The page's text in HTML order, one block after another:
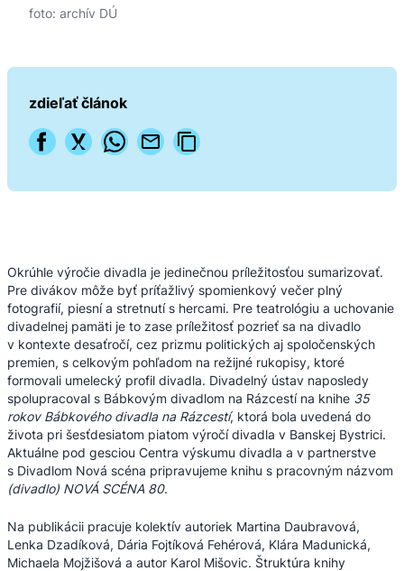
foto: archív DÚ
zdieľať článok
Okrúhle výročie divadla je jedinečnou príležitosťou sumarizovať.
Pre divákov môže byť príťažlivý spomienkový večer plný
fotografií, piesní a stretnutí s hercami. Pre teatrológiu a uchovanie
divadelnej pamäti je to zase príležitosť pozrieť sa na divadlo
v kontexte desaťročí, cez prizmu politických aj spoločenských
premien, s celkovým pohľadom na režijné rukopisy, ktoré
formovali umelecký profil divadla. Divadelný ústav naposledy
spolupracoval s Bábkovým divadlom na Rázcestí na knihe 35
rokov Bábkového divadla na Rázcestí, ktorá bola uvedená do
života pri šesťdesiatom piatom výročí divadla v Banskej Bystrici.
Aktuálne pod gesciou Centra výskumu divadla a v partnerstve
s Divadlom Nová scéna pripravujeme knihu s pracovným názvom
(divadlo) NOVÁ SCÉNA 80.
Na publikácii pracuje kolektív autoriek Martina Daubravová,
Lenka Dzadíková, Dária Fojtíková Fehérová, Klára Madunická,
Michaela Mojžišová a autor Karol Mišovic. Štruktúra knihy